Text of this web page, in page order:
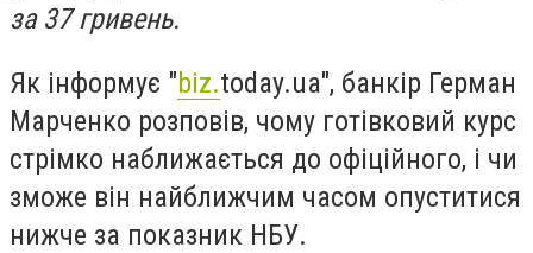
за 37 гривень.
Як інформує "biz.today.ua", банкір Герман
Марченко розповів, чому готівковий курс
стрімко наближається до офіційного, і чи
зможе він найближчим часом опуститися
нижче за показник НБУ.